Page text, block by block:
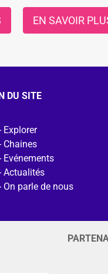
EN SAVOIR
DU SITE
Explorer
Chaines
Evénements
Actualités
On parle de nous